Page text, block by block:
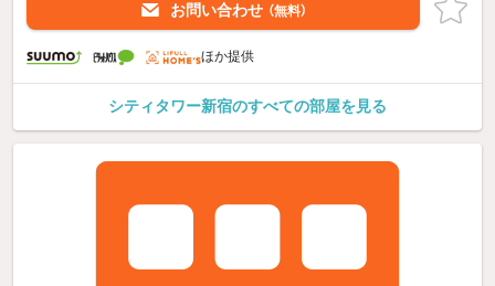
お問い合わせ （無料）
ほか提供
シティタワー新宿のすべての部屋を見る